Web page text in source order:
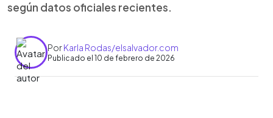
según datos oficiales recientes.
PorKarla Rodas/elsalvador.com
Publicado el 10 de febrero de 2026